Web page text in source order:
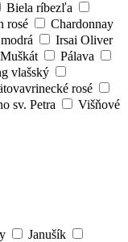
Biela ríbezľa
rosé
Chardonnay
Irsai Oliver
Muškát
Pálava
vlašský
rosé
sv. Petra
Višňové
Janušík